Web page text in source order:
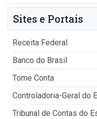
Sites e Portais
Receita Federal
Banco do Brasil
Tome Conta
Controladoria-Geral do
Tribunal de Contas do